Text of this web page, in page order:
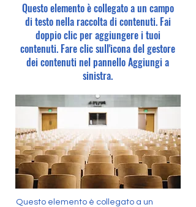
Questo elemento è collegato a un campo
di testo nella raccolta di contenuti. Fai
doppio clic per aggiungere i tuoi
contenuti. Fare clic sull'icona del gestore
dei contenuti nel pannello Aggiungi a
sinistra.
Questo elemento è collegato a un